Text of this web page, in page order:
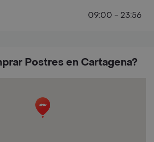
Postres en Cartagena?
09:00 - 23:56